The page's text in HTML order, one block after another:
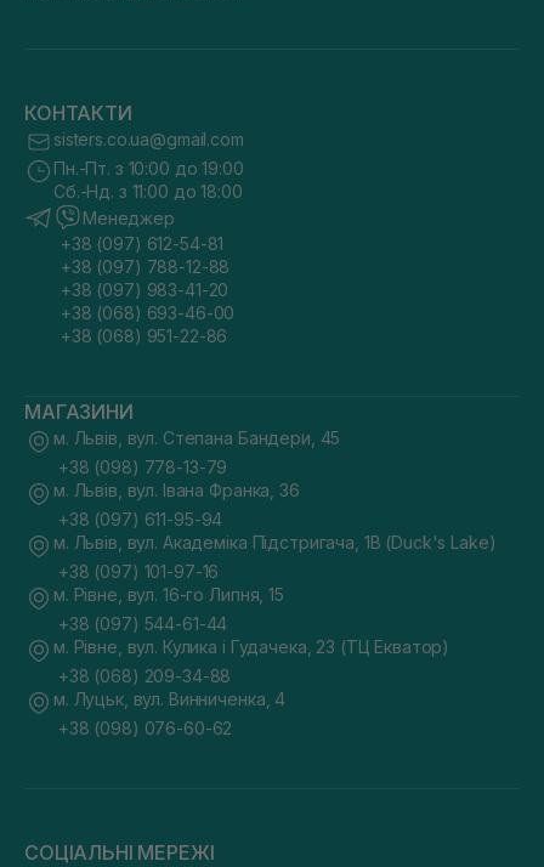
КОНТАКТИ
sisters.co.ua@gmail.com
Пн.-Пт. з 10:00 до 19:00
Сб.-Нд. з 11:00 до 18:00
Менеджер
+38 (097) 612-54-81
+38 (097) 788-12-88
+38 (097) 983-41-20
+38 (068) 693-46-00
+38 (068) 951-22-86
МАГАЗИНИ
м. Львів, вул. Степана Бандери, 45
+38 (098) 778-13-79
м. Львів, вул. Івана Франка, 36
+38 (097) 611-95-94
м. Львів, вул. Академіка Підстригача, 1В (Duck's Lake)
+38 (097) 101-97-16
м. Рівне, вул. 16-го Липня, 15
+38 (097) 544-61-44
м. Рівне, вул. Кулика і Гудачека, 23 (ТЦ Екватор)
+38 (068) 209-34-88
м. Луцьк, вул. Винниченка, 4
+38 (098) 076-60-62
СОЦІАЛЬНІ МЕРЕЖІ